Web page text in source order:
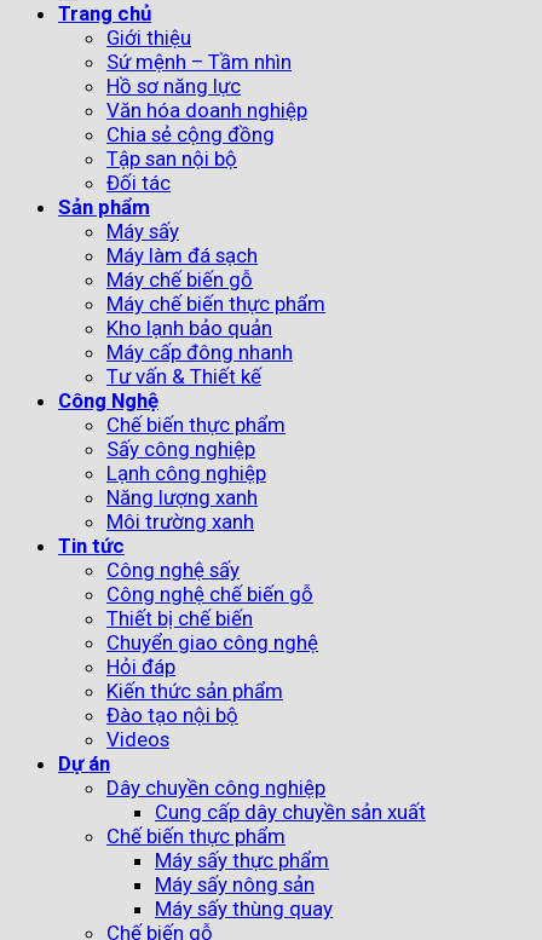
Trang chủ
Giới thiệu
Sứ mệnh – Tầm nhìn
Hồ sơ năng lực
Văn hóa doanh nghiệp
Chia sẻ cộng đồng
Tập san nội bộ
Đối tác
Sản phẩm
Máy sấy
Máy làm đá sạch
Máy chế biến gỗ
Máy chế biến thực phẩm
Kho lạnh bảo quản
Máy cấp đông nhanh
Tư vấn & Thiết kế
Công Nghệ
Chế biến thực phẩm
Sấy công nghiệp
Lạnh công nghiệp
Năng lượng xanh
Môi trường xanh
Tin tức
Công nghệ sấy
Công nghệ chế biến gỗ
Thiết bị chế biến
Chuyển giao công nghệ
Hỏi đáp
Kiến thức sản phẩm
Đào tạo nội bộ
Videos
Dự án
Dây chuyền công nghiệp
Cung cấp dây chuyền sản xuất
Chế biến thực phẩm
Máy sấy thực phẩm
Máy sấy nông sản
Máy sấy thùng quay
Chế biến gỗ